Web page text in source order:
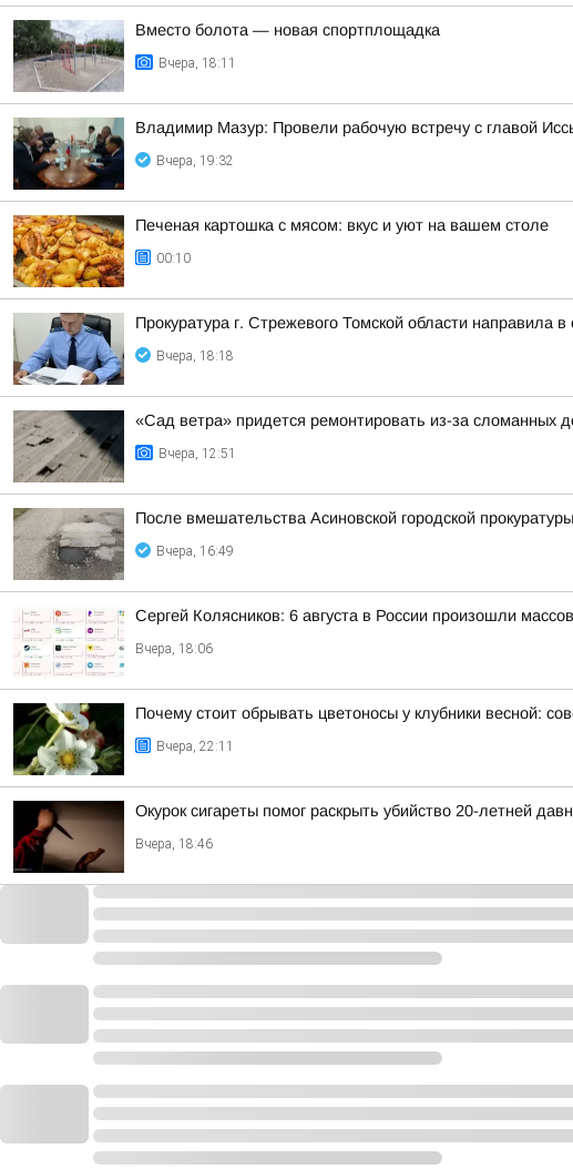
Вместо болота — новая спортплощадка
Вчера, 18:11
Владимир Мазур: Провели рабочую встречу с главой
Вчера, 19:32
Печеная картошка с мясом: вкус и уют на вашем столе
00:10
Прокуратура г. Стрежевого Томской области направила
Вчера, 18:18
«Сад ветра» придется ремонтировать из-за сломанных
Вчера, 12:51
После вмешательства Асиновской городской
Вчера, 16:49
Сергей Колясников: 6 августа в России произошли
Вчера, 18:06
Почему стоит обрывать цветоносы у клубники весной:
Вчера, 22:11
Окурок сигареты помог раскрыть убийство 20-летней
Вчера, 18:46